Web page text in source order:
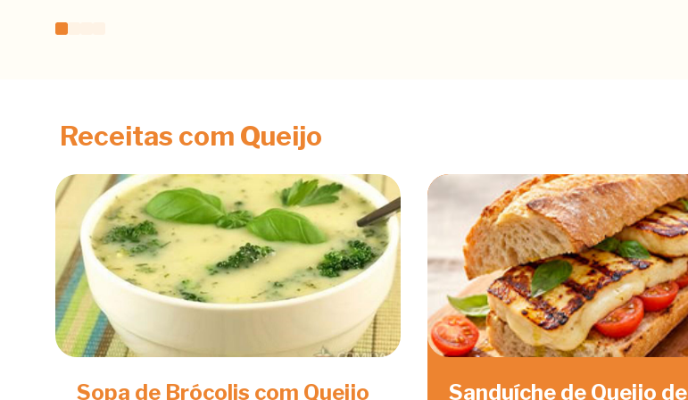
Receitas com Queijo
Sopa de Brócolis com Queijo Sanduíche de Queijo de